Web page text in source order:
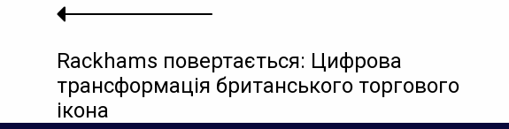
Rackhams повертається: Цифрова
трансформація британського торгового
ікона